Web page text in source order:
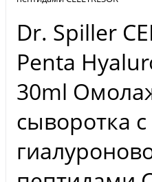
Dr. Spiller
Penta
30ml
сыворотка с